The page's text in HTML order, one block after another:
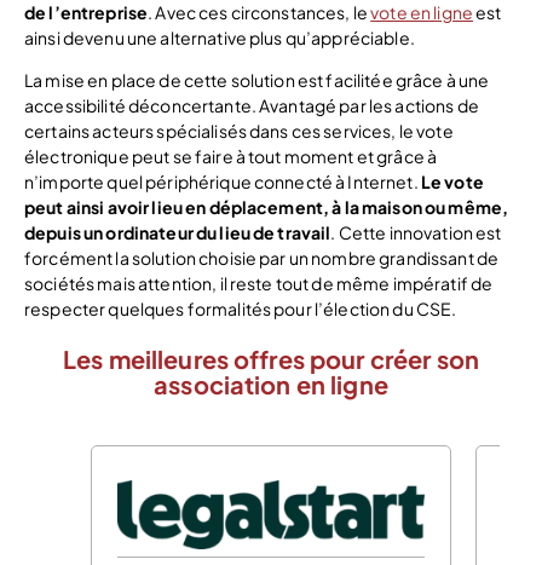
de l’entreprise. Avec ces circonstances, levote en ligneest
ainsi devenu une alternative plus qu’appréciable.
La mise en place de cette solution est facilitée grâce à une
accessibilité déconcertante. Avantagé par les actions de
certains acteurs spécialisés dans ces services, le vote
électronique peut se faire à tout moment et grâce à
n’importe quel périphérique connecté à Internet. Levote
peut ainsi avoir lieu en déplacement, à la maison ou même,
depuis un ordinateur du lieu de travail. Cette innovation est
forcément la solution choisie par un nombre grandissant de
sociétés mais attention, il reste tout de même impératif de
respecter quelques formalités pour l’élection du CSE.
Les meilleures offres pour créer son
association en ligne